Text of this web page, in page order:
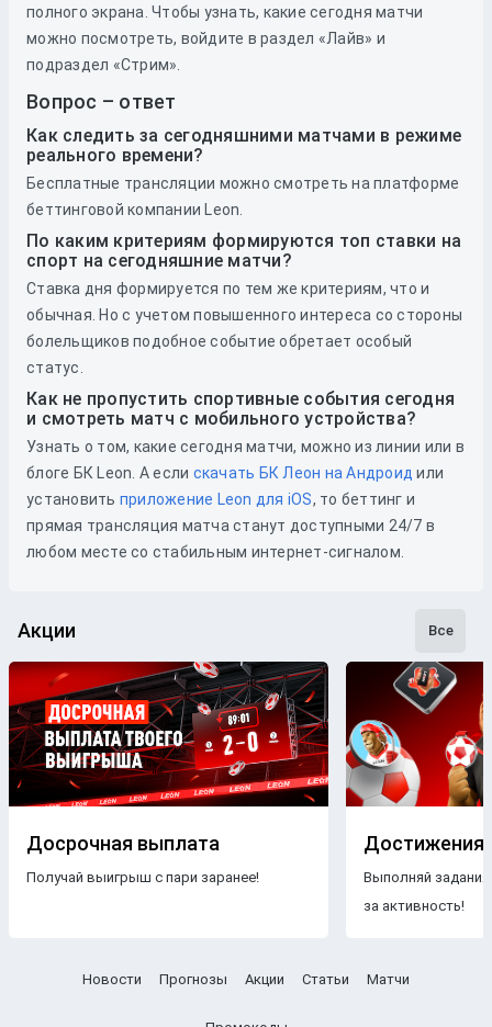
полного экрана. Чтобы узнать, какие сегодня матчи
можно посмотреть, войдите в раздел «Лайв» и
подраздел «Стрим».
Вопрос – ответ
Как следить за сегодняшними матчами в режиме
реального времени?
Бесплатные трансляции можно смотреть на платформе
беттинговой компании Leon.
По каким критериям формируются топ ставки на
спорт на сегодняшние матчи?
Ставка дня формируется по тем же критериям, что и
обычная. Но с учетом повышенного интереса со стороны
болельщиков подобное событие обретает особый
статус.
Как не пропустить спортивные события сегодня
и смотреть матч с мобильного устройства?
Узнать о том, какие сегодня матчи, можно из линии или в
блоге БК Leon. А если скачать БК Леон на Андроид или
установить приложение Leon для iOS, то беттинг и
прямая трансляция матча станут доступными 24/7 в
любом месте со стабильным интернет-сигналом.
Акции Все
Досрочная выплата
Получай выигрыш с пари заранее!
Достижения
Выполняй
за активность!
Новости Прогнозы Акции Статьи Матчи